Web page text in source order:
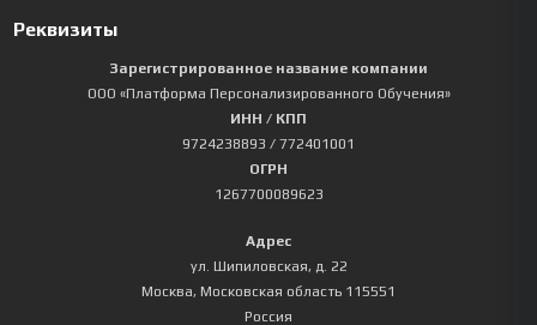
Реквизиты
Зарегистрированное название компании
ООО «Платформа Персонализированного Обучения»
ИНН / КПП
9724238893 / 772401001
ОГРН
1267700089623
Адрес
ул. Шипиловская, д. 22
Москва, Московская область 115551
Россия